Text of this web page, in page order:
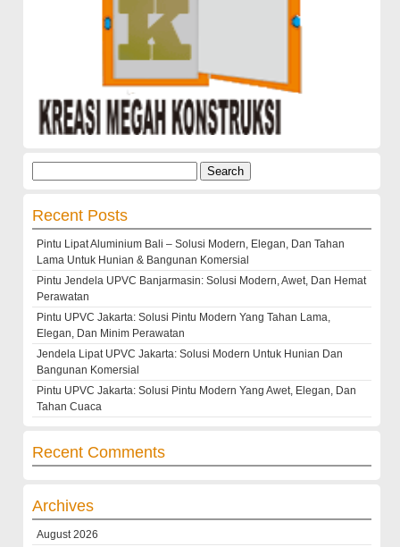
Recent Posts
Pintu Lipat Aluminium Bali – Solusi Modern, Elegan, Dan Tahan
Lama Untuk Hunian & Bangunan Komersial
Pintu Jendela UPVC Banjarmasin: Solusi Modern, Awet, Dan Hemat
Perawatan
Pintu UPVC Jakarta: Solusi Pintu Modern Yang Tahan Lama,
Elegan, Dan Minim Perawatan
Jendela Lipat UPVC Jakarta: Solusi Modern Untuk Hunian Dan
Bangunan Komersial
Pintu UPVC Jakarta: Solusi Pintu Modern Yang Awet, Elegan, Dan
Tahan Cuaca
Recent Comments
Archives
August 2026